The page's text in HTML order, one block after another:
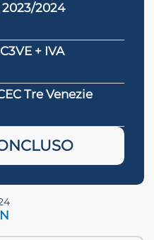
2023/2024
+ IVA
Tre Venezie